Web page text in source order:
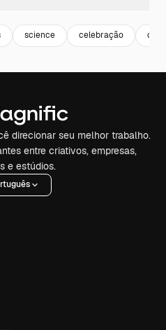
science celebração
direcionar seu melhor trabalho.
entre criativos, empresas,
e estúdios.